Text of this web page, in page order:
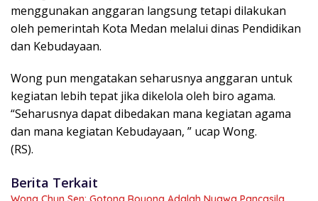
menggunakan anggaran langsung tetapi dilakukan
oleh pemerintah Kota Medan melalui dinas Pendidikan
dan Kebudayaan.
Wong pun mengatakan seharusnya anggaran untuk
kegiatan lebih tepat jika dikelola oleh biro agama.
“Seharusnya dapat dibedakan mana kegiatan agama
dan mana kegiatan Kebudayaan, ” ucap Wong.
(RS).
Berita Terkait